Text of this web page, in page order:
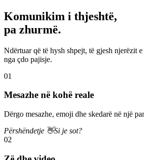
Komunikim i thjeshtë,
pa zhurmë.
Ndërtuar që të hysh shpejt, të gjesh njerëzit
nga çdo pajisje.
01
Mesazhe në kohë reale
Dërgo mesazhe, emoji dhe skedarë në një
Përshëndetje 👋Si je sot?
02